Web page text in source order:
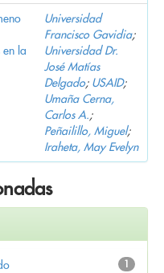
en la
Universidad
Francisco Gavidia;
Universidad Dr.
José Matías
Delgado; USAID;
Umaña Cerna,
Carlos A.;
Peñailillo, Miguel;
Iraheta, May Evelyn
1